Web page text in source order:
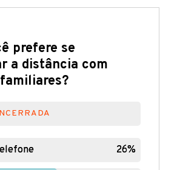
prefere se
a distância com
26%
26%